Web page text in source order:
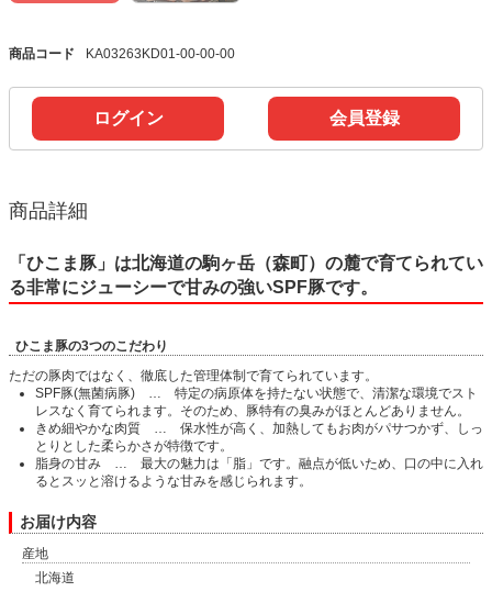
商品コード KA03263KD01-00-00-00
ログイン 会員登録
商品詳細
「ひこま豚」は北海道の駒ヶ岳（森町）の麓で育てられてい
る非常にジューシーで甘みの強いSPF豚です。
ひこま豚の3つのこだわり
ただの豚肉ではなく、徹底した管理体制で育てられています。
SPF豚(無菌病豚) … 特定の病原体を持たない状態で、清潔な環境でスト
レスなく育てられます。そのため、豚特有の臭みがほとんどありません。
きめ細やかな肉質 … 保水性が高く、加熱してもお肉がパサつかず、しっ
とりとした柔らかさが特徴です。
脂身の甘み … 最大の魅力は「脂」です。融点が低いため、口の中に入れ
るとスッと溶けるような甘みを感じられます。
お届け内容
産地
北海道